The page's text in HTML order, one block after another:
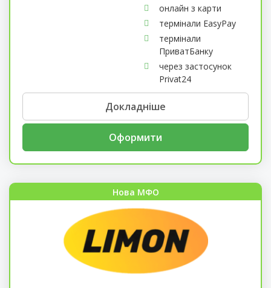
онлайн з карти
термінали EasyPay
термінали
ПриватБанку
через застосунок
Privat24
Докладніше
Оформити
Нова МФО